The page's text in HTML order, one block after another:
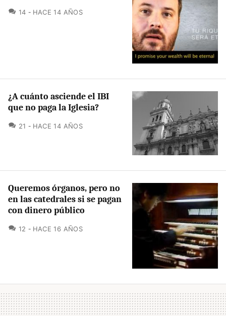
14 COMENTARIOS
HACE 14 AÑOS
¿A cuánto asciende el IBI
que no paga la Iglesia?
21 COMENTARIOS
HACE 14 AÑOS
Queremos órganos, pero no
en las catedrales si se pagan
con dinero público
12 COMENTARIOS
HACE 16 AÑOS